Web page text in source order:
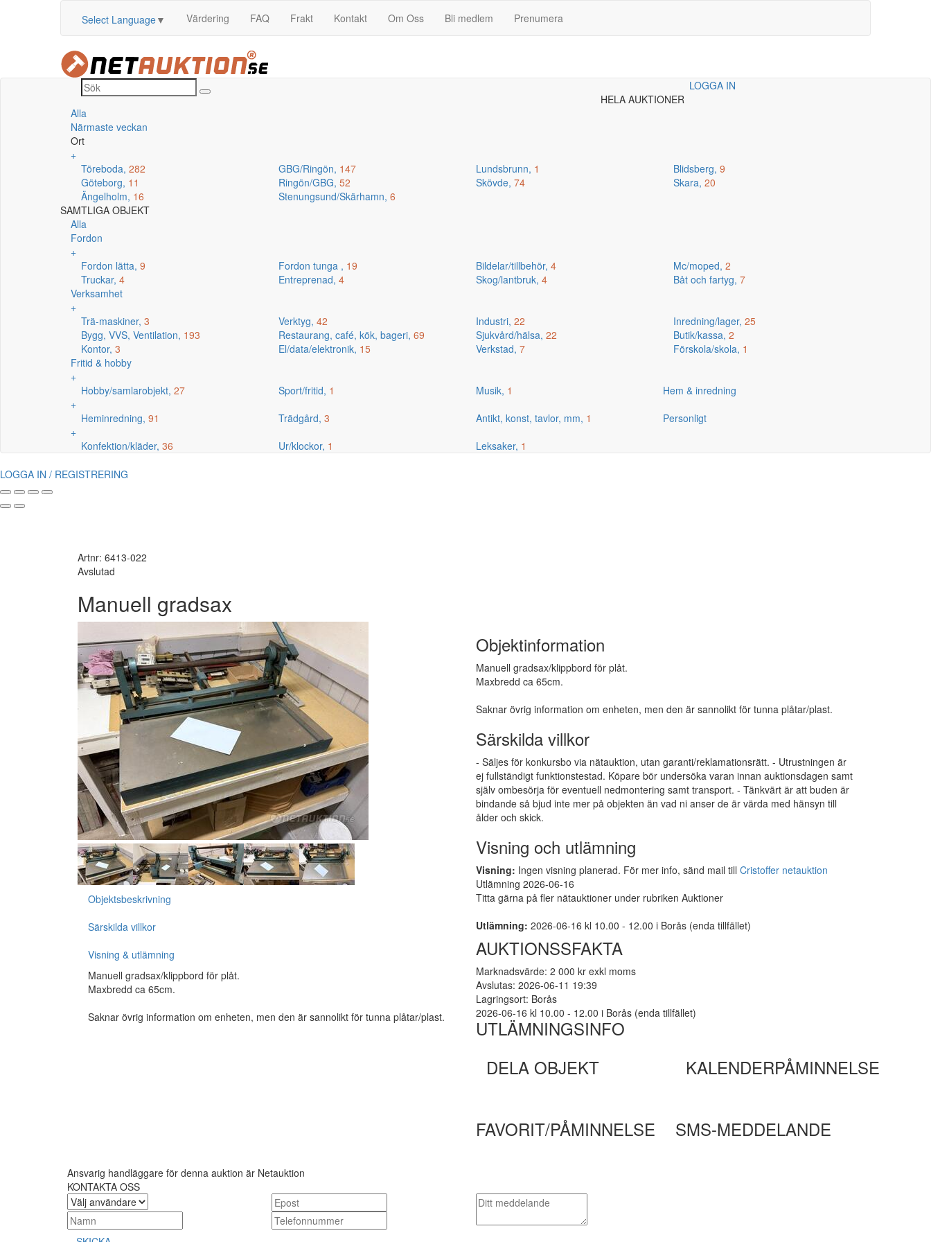
Select Language▼ Värdering FAQ Frakt Kontakt Om Oss Bli medlem Prenumera
LOGGA IN
HELA AUKTIONER
Alla
Närmaste veckan
Ort
+
Töreboda, 282 GBG/Ringön, 147 Lundsbrunn, 1 Blidsberg, 9
Göteborg, 11 Ringön/GBG, 52 Skövde, 74 Skara, 20
Ängelholm, 16 Stenungsund/Skärhamn, 6
SAMTLIGA OBJEKT
Alla
Fordon
+
Fordon lätta, 9 Fordon tunga , 19 Bildelar/tillbehör, 4 Mc/moped, 2
Truckar, 4 Entreprenad, 4 Skog/lantbruk, 4 Båt och fartyg, 7
Verksamhet
+
Trä-maskiner, 3 Verktyg, 42 Industri, 22 Inredning/lager, 25
Bygg, VVS, Ventilation, 193 Restaurang, café, kök, bageri, 69 Sjukvård/hälsa, 22 Butik/kassa, 2
Kontor, 3 El/data/elektronik, 15 Verkstad, 7 Förskola/skola, 1
Fritid & hobby
+
Hobby/samlarobjekt, 27 Sport/fritid, 1 Musik, 1
Hem & inredning
+
Heminredning, 91 Trädgård, 3 Antikt, konst, tavlor, mm, 1
Personligt
+
Konfektion/kläder, 36 Ur/klockor, 1 Leksaker, 1
LOGGA IN / REGISTRERING
Artnr: 6413-022
Avslutad
Manuell gradsax
Objektsbeskrivning
Särskilda villkor
Visning & utlämning
Manuell gradsax/klippbord för plåt.
Maxbredd ca 65cm.
Saknar övrig information om enheten, men den är sannolikt för tunna plåtar/plast.
Objektinformation
Manuell gradsax/klippbord för plåt.
Maxbredd ca 65cm.
Saknar övrig information om enheten, men den är sannolikt för tunna plåtar/plast.
Särskilda villkor
- Säljes för konkursbo via nätauktion, utan garanti/reklamationsrätt. - Utrustningen är
ej fullständigt funktionstestad. Köpare bör undersöka varan innan auktionsdagen samt
själv ombesörja för eventuell nedmontering samt transport. - Tänkvärt är att buden är
bindande så bjud inte mer på objekten än vad ni anser de är värda med hänsyn till
ålder och skick.
Visning och utlämning
Visning: Ingen visning planerad. För mer info, sänd mail till Cristoffer netauktion
Utlämning 2026-06-16
Titta gärna på fler nätauktioner under rubriken Auktioner
Utlämning: 2026-06-16 kl 10.00 - 12.00 i Borås (enda tillfället)
AUKTIONSSFAKTA
Marknadsvärde: 2 000 kr exkl moms
Avslutas: 2026-06-11 19:39
Lagringsort: Borås
2026-06-16 kl 10.00 - 12.00 i Borås (enda tillfället)
UTLÄMNINGSINFO
DELA OBJEKT
KALENDERPÅMINNELSE
FAVORIT/PÅMINNELSE SMS-MEDDELANDE
Ansvarig handläggare för denna auktion är Netauktion
KONTAKTA OSS